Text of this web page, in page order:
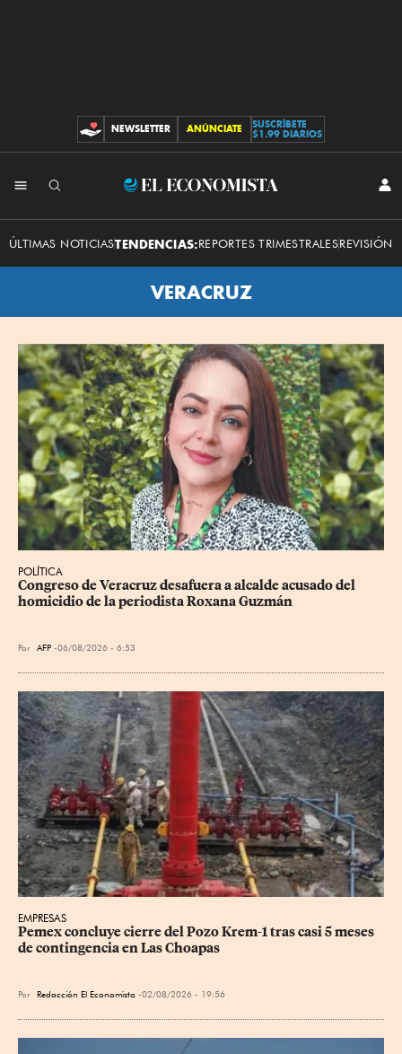
CONTRIBUCIONES
NEWSLETTER ANÚNCIATE
SUSCRÍBETE
$1.99 DIARIOS
El
Economista
ÚLTIMAS NOTICIASTENDENCIAS:REPORTES TRIMESTRALESREVISIÓN
VERACRUZ
POLÍTICA
Congreso de Veracruz desafuera a alcalde acusado del
homicidio de la periodista Roxana Guzmán
Por AFP 06/08/2026 - 6:53
EMPRESAS
Pemex concluye cierre del Pozo Krem-1 tras casi 5 meses
de contingencia en Las Choapas
Por Redacción El Economista 02/08/2026 - 19:56